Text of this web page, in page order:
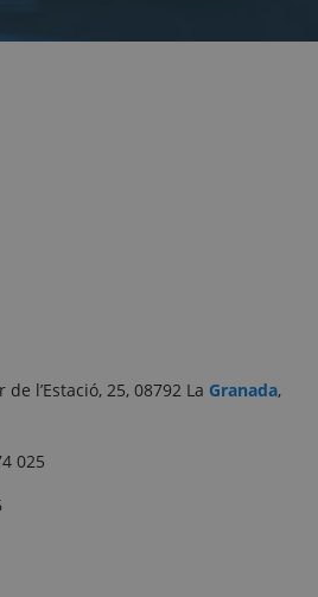
de l’Estació, 25, 08792 La Granada,
025